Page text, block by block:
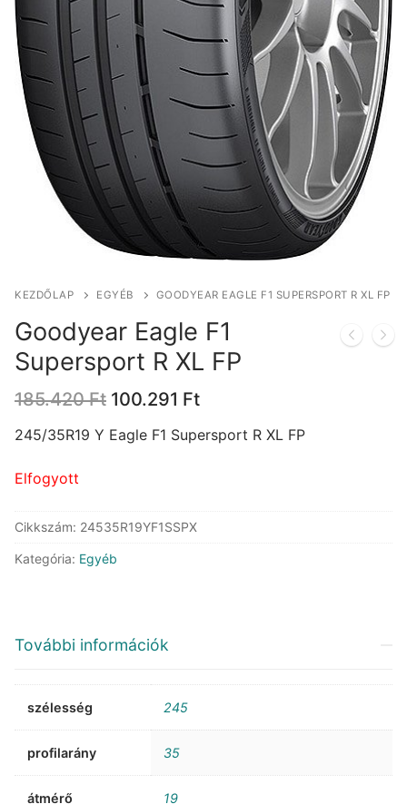
KEZDŐLAP EGYÉB GOODYEAR EAGLE F1 SUPERSPORT R XL FP
Goodyear Eagle F1
Supersport R XL FP
185.420Ft Original
was:
100.291 FtCurrent
is:
245/35R19 Y Eagle F1 Supersport R XL FP
Elfogyott
Cikkszám: 24535R19YF1SSPX
Kategória: Egyéb
További információk
szélesség 245
profilarány 35
átmérő 19